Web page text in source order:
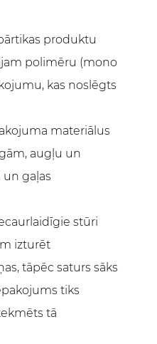
produktu
polimēru (mono
kas noslēgts
materiālus
augļu un
gaļas
stūri
izturēt
tāpēc saturs sāks
tiks
tā